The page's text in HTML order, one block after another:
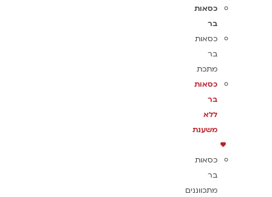
כסאות
בר
כסאות
בר
מתכת
כסאות
בר
ללא
משענת
כסאות
בר
מתכווננים